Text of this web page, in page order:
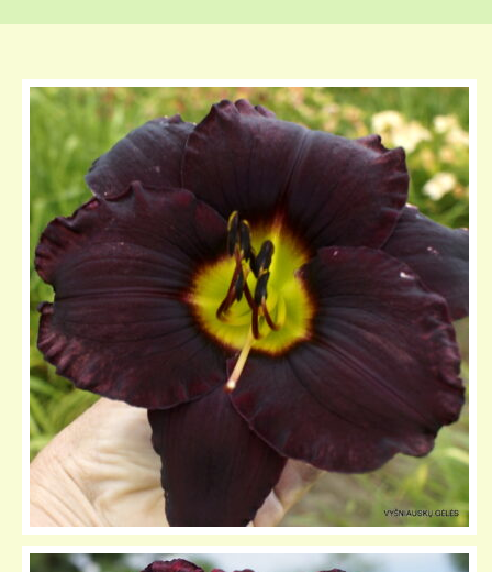
KONTAKTAI
APIE MUS
MŪSŲ SODYBA
MŪSŲ AUGYNAS
KELIONIŲ GALERIJA